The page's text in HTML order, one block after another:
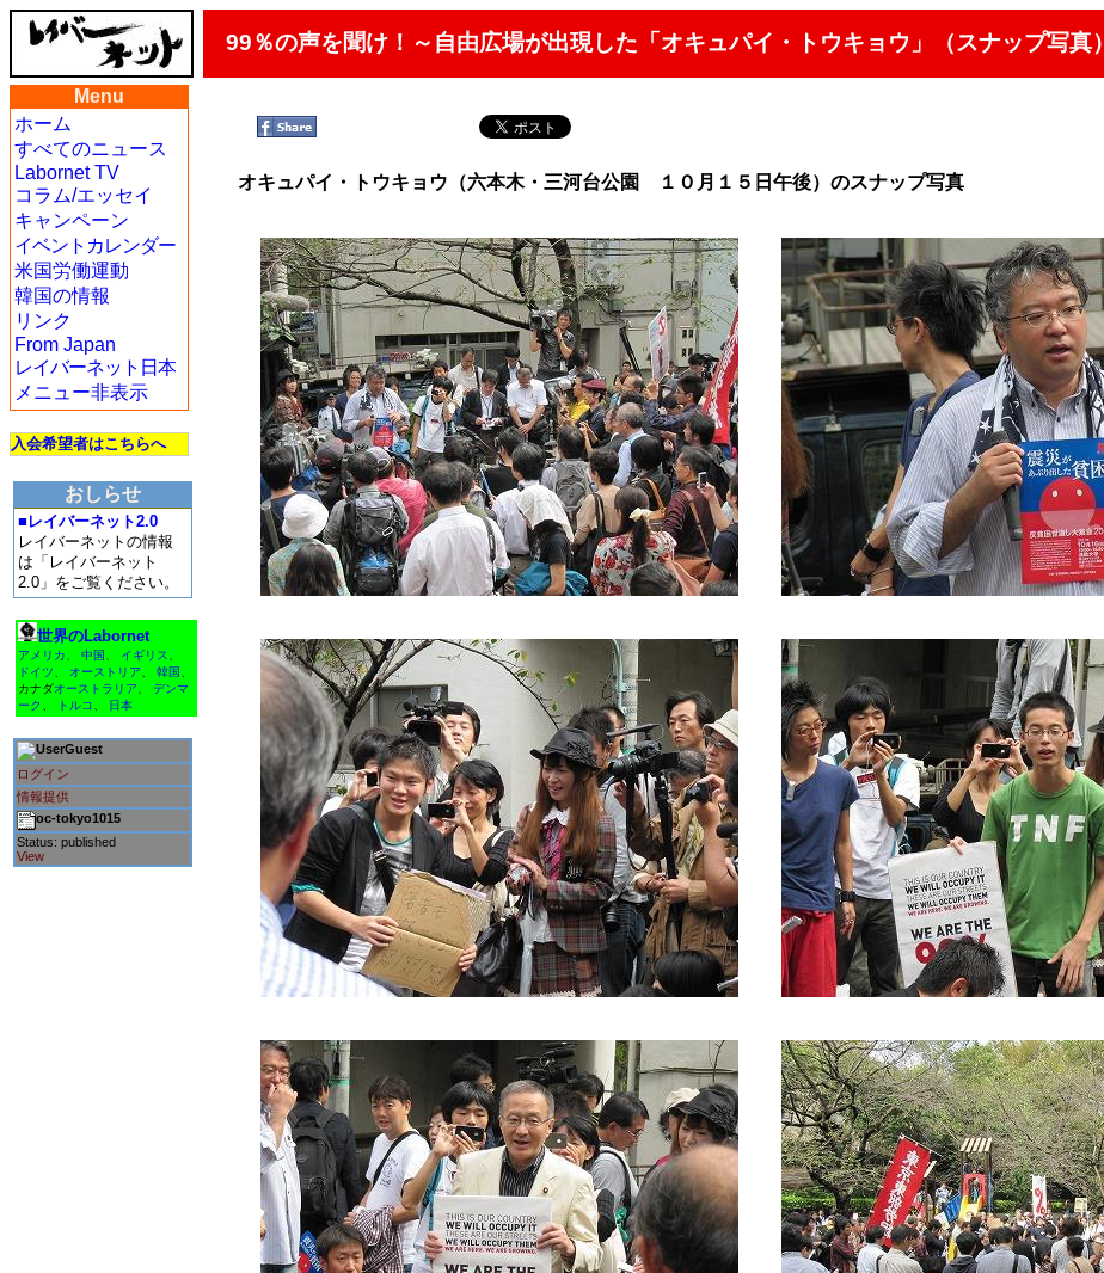
99％の声を聞け！～自由広場が出現した「オキュパイ・トウキョウ」（スナップ写真）
Menu
ホーム
すべてのニュース
Labornet TV
コラム/エッセイ
キャンペーン
イベントカレンダー
米国労働運動
韓国の情報
リンク
From Japan
レイバーネット日本
メニュー非表示
入会希望者はこちらへ
おしらせ
■レイバーネット2.0
レイバーネットの情報
は「レイバーネット
2.0」をご覧ください。
世界のLabornet
アメリカ 中国 イギリス
ドイツ
オーストリア 韓国
カナダオーストラリア
デンマ
ーク
トルコ 日本
Guest
ログイン
情報提供
oc-tokyo1015
Status: published
View
オキュパイ・トウキョウ（六本木・三河台公園 １０月１５日午後）のスナップ写真